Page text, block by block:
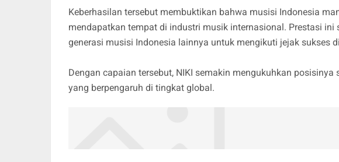
Keberhasilan tersebut membuktikan bahwa musisi Indonesia
mendapatkan tempat di industri musik internasional. Prestasi ini
generasi musisi Indonesia lainnya untuk mengikuti jejak sukses
Dengan capaian tersebut, NIKI semakin mengukuhkan
yang berpengaruh di tingkat global.